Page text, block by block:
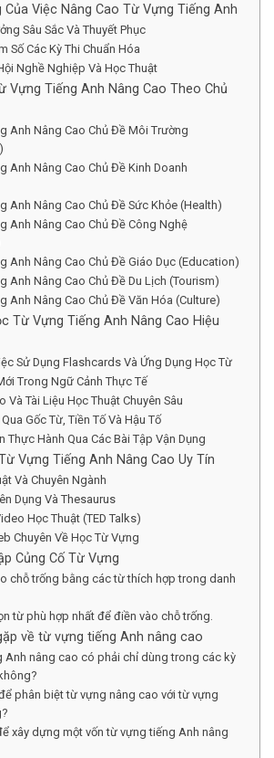
Của Việc Nâng Cao Từ Vựng Tiếng Anh
Sâu Sắc Và Thuyết Phục
Số Các Kỳ Thi Chuẩn Hóa
Nghề Nghiệp Và Học Thuật
Vựng Tiếng Anh Nâng Cao Theo Chủ
Anh Nâng Cao Chủ Đề Môi Trường
Anh Nâng Cao Chủ Đề Kinh Doanh
Anh Nâng Cao Chủ Đề Sức Khỏe (Health)
Anh Nâng Cao Chủ Đề Công Nghệ
Anh Nâng Cao Chủ Đề Giáo Dục (Education)
Anh Nâng Cao Chủ Đề Du Lịch (Tourism)
Anh Nâng Cao Chủ Đề Văn Hóa (Culture)
Từ Vựng Tiếng Anh Nâng Cao Hiệu
Sử Dụng Flashcards Và Ứng Dụng Học Từ
Trong Ngữ Cảnh Thực Tế
Và Tài Liệu Học Thuật Chuyên Sâu
Gốc Từ, Tiền Tố Và Hậu Tố
Thực Hành Qua Các Bài Tập Vận Dụng
Vựng Tiếng Anh Nâng Cao Uy Tín
Và Chuyên Ngành
Dụng Và Thesaurus
Học Thuật (TED Talks)
Chuyên Về Học Từ Vựng
Củng Cố Từ Vựng
chỗ trống bằng các từ thích hợp trong danh
từ phù hợp nhất để điền vào chỗ trống.
về từ vựng tiếng Anh nâng cao
Anh nâng cao có phải chỉ dùng trong các kỳ
phân biệt từ vựng nâng cao với từ vựng
xây dựng một vốn từ vựng tiếng Anh nâng